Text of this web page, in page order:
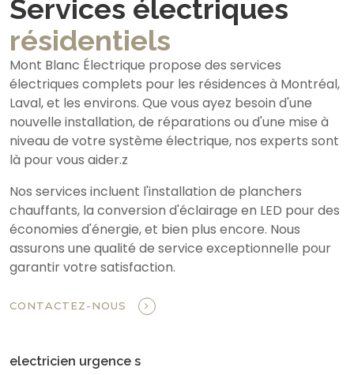
Services électriques
résidentiels
Mont Blanc Électrique propose des services
électriques complets pour les résidences à Montréal,
Laval, et les environs. Que vous ayez besoin d'une
nouvelle installation, de réparations ou d'une mise à
niveau de votre système électrique, nos experts sont
là pour vous aider.z
Nos services incluent l'installation de planchers
chauffants, la conversion d'éclairage en LED pour des
économies d'énergie, et bien plus encore. Nous
assurons une qualité de service exceptionnelle pour
garantir votre satisfaction.
CONTACTEZ-NOUS
electricien urgence s